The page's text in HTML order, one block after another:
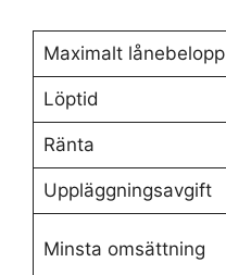
Maximalt lånebelopp
Löptid
Ränta
Uppläggningsavgift
Minsta omsättning